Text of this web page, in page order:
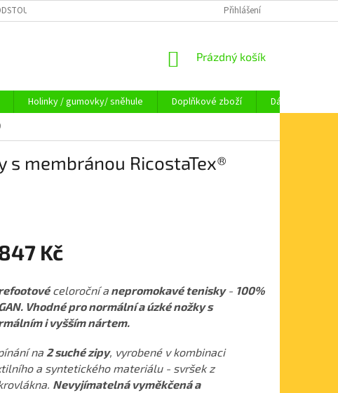
OD SMLOUVY KAMENNÁ PRODEJNA
Přihlášení
NÁKUPNÍ
Prázdný košík
Holinky / gumovky/ sněhule Doplňkové zboží
Dárkové
s membránou RicostaTex®
Kč
celoroční anepromokavé tenisky- 100%
Vhodné pro normální a úzké nožky s
i vyšším nártem.
na 2 suché zipy, vyrobené v kombinaci
a syntetického materiálu - svršek z
Nevyjímatelná vyměkčená a